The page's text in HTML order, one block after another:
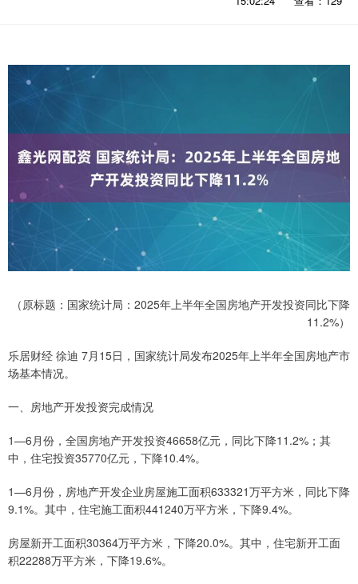
（原标题：国家统计局：2025年上半年全国房地产开发投资同比下降
11.2%）
乐居财经 徐迪 7月15日，国家统计局发布2025年上半年全国房地产市
场基本情况。
一、房地产开发投资完成情况
1—6月份，全国房地产开发投资46658亿元，同比下降11.2%；其
中，住宅投资35770亿元，下降10.4%。
1—6月份，房地产开发企业房屋施工面积633321万平方米，同比下降
9.1%。其中，住宅施工面积441240万平方米，下降9.4%。
房屋新开工面积30364万平方米，下降20.0%。其中，住宅新开工面
积22288万平方米，下降19.6%。